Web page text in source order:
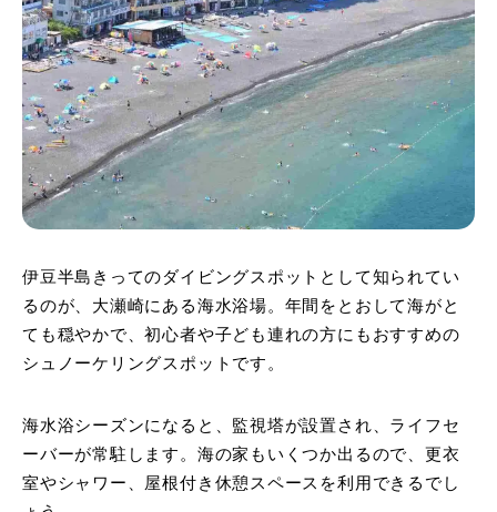
伊豆半島きってのダイビングスポットとして知られてい
るのが、大瀬崎にある海水浴場。年間をとおして海がと
ても穏やかで、初心者や子ども連れの方にもおすすめの
シュノーケリングスポットです。
海水浴シーズンになると、監視塔が設置され、ライフセ
ーバーが常駐します。海の家もいくつか出るので、更衣
室やシャワー、屋根付き休憩スペースを利用できるでし